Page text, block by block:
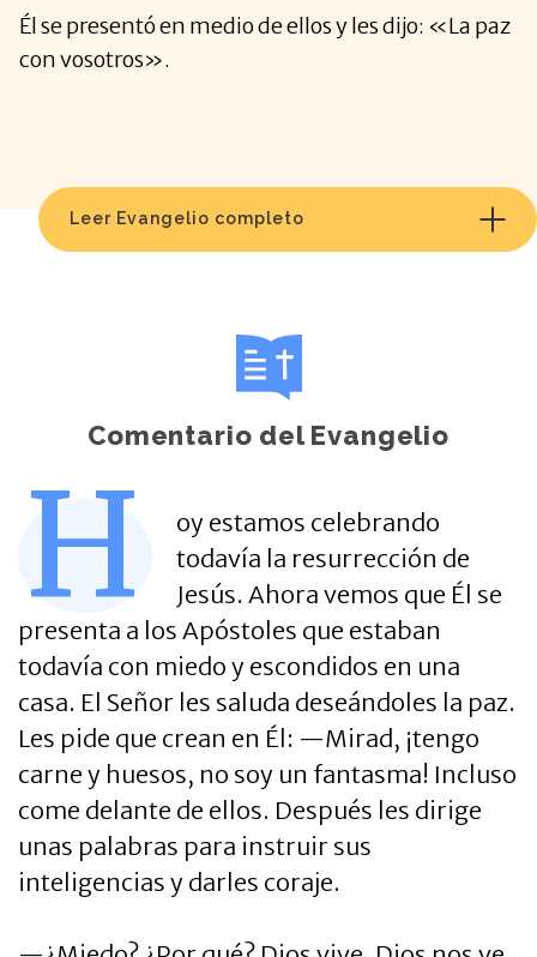
Él se presentó en medio de ellos y les dijo: «La paz
con vosotros».
Leer Evangelio completo
Comentario del Evangelio
H
oy estamos celebrando
todavía la resurrección de
Jesús. Ahora vemos que Él se
presenta a los Apóstoles que estaban
todavía con miedo y escondidos en una
casa. El Señor les saluda deseándoles la paz.
Les pide que crean en Él: —Mirad, ¡tengo
carne y huesos, no soy un fantasma! Incluso
come delante de ellos. Después les dirige
unas palabras para instruir sus
inteligencias y darles coraje.